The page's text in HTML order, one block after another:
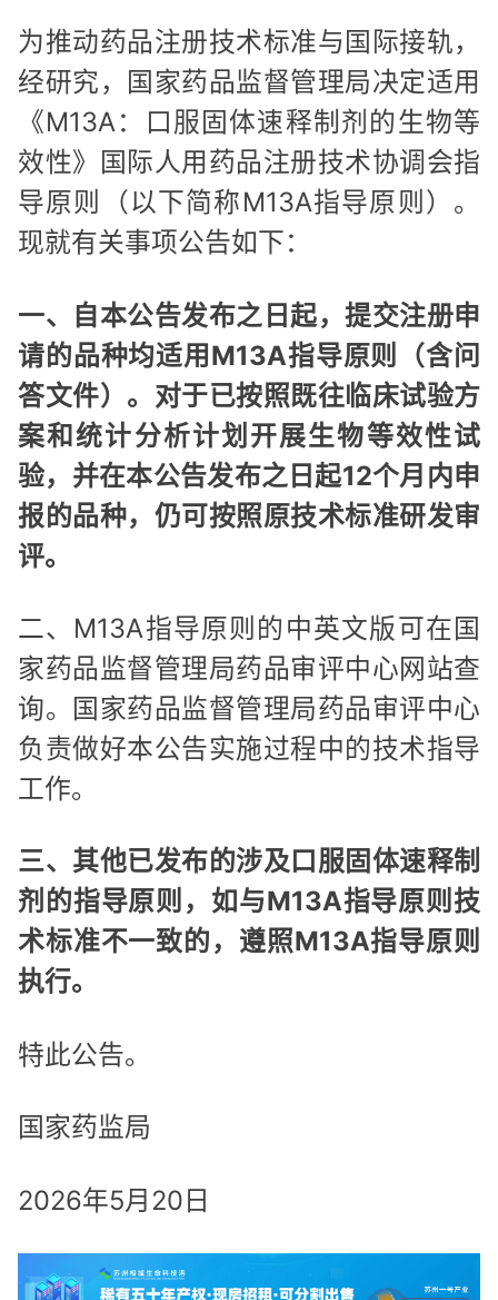
为推动药品注册技术标准与国际接轨，
经研究，国家药品监督管理局决定适用
《M13A：口服固体速释制剂的生物等
效性》国际人用药品注册技术协调会指
导原则（以下简称M13A指导原则）。
现就有关事项公告如下：
一、自本公告发布之日起，提交注册申
请的品种均适用M13A指导原则（含问
答文件）。对于已按照既往临床试验方
案和统计分析计划开展生物等效性试
验，并在本公告发布之日起12个月内申
报的品种，仍可按照原技术标准研发审
评。
二、M13A指导原则的中英文版可在国
家药品监督管理局药品审评中心网站查
询。国家药品监督管理局药品审评中心
负责做好本公告实施过程中的技术指导
工作。
三、其他已发布的涉及口服固体速释制
剂的指导原则，如与M13A指导原则技
术标准不一致的，遵照M13A指导原则
执行。
特此公告。
国家药监局
2026年5月20日